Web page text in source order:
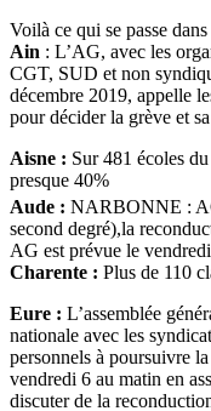
Voilà ce qui se passe
Ain : L’AG, avec les
CGT, SUD et non
décembre 2019, appelle
pour décider la grève et
Aisne : Sur 481 écoles
presque 40%
Aude : NARBONNE :
second degré),la
AG est prévue le
Charente : Plus de 110
Eure : L’assemblée
nationale avec les
personnels à poursuivre
vendredi 6 au matin en
discuter de la